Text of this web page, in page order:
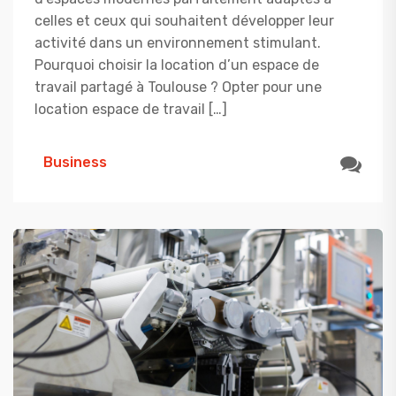
celles et ceux qui souhaitent développer leur
activité dans un environnement stimulant.
Pourquoi choisir la location d’un espace de
travail partagé à Toulouse ? Opter pour une
location espace de travail […]
Business